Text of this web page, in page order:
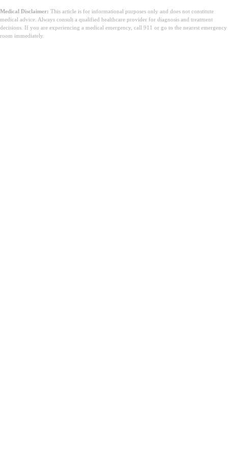
Medical Disclaimer: This article is for informational purposes only and does not constitute
medical advice. Always consult a qualified healthcare provider for diagnosis and treatment
decisions. If you are experiencing a medical emergency, call 911 or go to the nearest emergency
room immediately.